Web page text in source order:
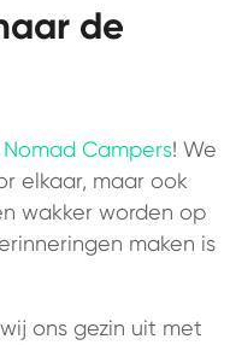
de
Campers! We
elkaar, maar ook
wakker worden op
maken is
ons gezin uit met